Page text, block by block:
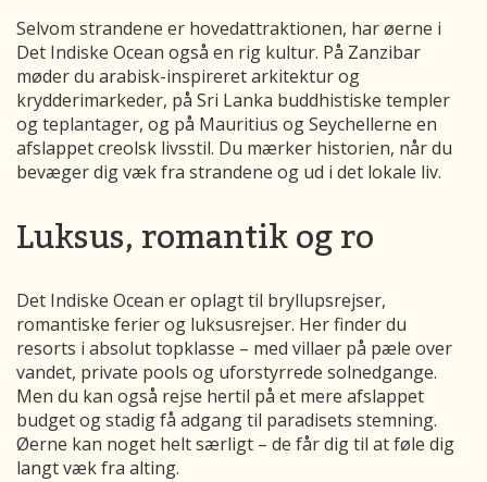
Selvom strandene er hovedattraktionen, har øerne i
Det Indiske Ocean også en rig kultur. På Zanzibar
møder du arabisk-inspireret arkitektur og
krydderimarkeder, på Sri Lanka buddhistiske templer
og teplantager, og på Mauritius og Seychellerne en
afslappet creolsk livsstil. Du mærker historien, når du
bevæger dig væk fra strandene og ud i det lokale liv.
Luksus, romantik og ro
Det Indiske Ocean er oplagt til bryllupsrejser,
romantiske ferier og luksusrejser. Her finder du
resorts i absolut topklasse – med villaer på pæle over
vandet, private pools og uforstyrrede solnedgange.
Men du kan også rejse hertil på et mere afslappet
budget og stadig få adgang til paradisets stemning.
Øerne kan noget helt særligt – de får dig til at føle dig
langt væk fra alting.